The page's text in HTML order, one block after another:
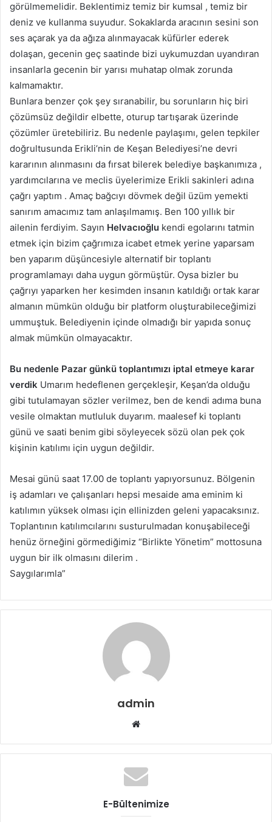
görülmemelidir. Beklentimiz temiz bir kumsal , temiz bir
deniz ve kullanma suyudur. Sokaklarda aracının sesini son
ses açarak ya da ağıza alınmayacak küfürler ederek
dolaşan, gecenin geç saatinde bizi uykumuzdan uyandıran
insanlarla gecenin bir yarısı muhatap olmak zorunda
kalmamaktır.
Bunlara benzer çok şey sıranabilir, bu sorunların hiç biri
çözümsüz değildir elbette, oturup tartışarak üzerinde
çözümler üretebiliriz. Bu nedenle paylaşımı, gelen tepkiler
doğrultusunda Erikli’nin de Keşan Belediyesi’ne devri
kararının alınmasını da fırsat bilerek belediye başkanımıza ,
yardımcılarına ve meclis üyelerimize Erikli sakinleri adına
çağrı yaptım . Amaç bağcıyı dövmek değil üzüm yemekti
sanırım amacımız tam anlaşılmamış. Ben 100 yıllık bir
ailenin ferdiyim. Sayın Helvacıoğlu kendi egolarını tatmin
etmek için bizim çağrımıza icabet etmek yerine yaparsam
ben yaparım düşüncesiyle alternatif bir toplantı
programlamayı daha uygun görmüştür. Oysa bizler bu
çağrıyı yaparken her kesimden insanın katıldığı ortak karar
almanın mümkün olduğu bir platform oluşturabileceğimizi
ummuştuk. Belediyenin içinde olmadığı bir yapıda sonuç
almak mümkün olmayacaktır.
Bu nedenle Pazar günkü toplantımızı iptal etmeye karar
verdik Umarım hedeflenen gerçekleşir, Keşan’da olduğu
gibi tutulamayan sözler verilmez, ben de kendi adıma buna
vesile olmaktan mutluluk duyarım. maalesef ki toplantı
günü ve saati benim gibi söyleyecek sözü olan pek çok
kişinin katılımı için uygun değildir.
Mesai günü saat 17.00 de toplantı yapıyorsunuz. Bölgenin
iş adamları ve çalışanları hepsi mesaide ama eminim ki
katılımın yüksek olması için ellinizden geleni yapacaksınız.
Toplantının katılımcılarını susturulmadan konuşabileceği
henüz örneğini görmediğimiz “Birlikte Yönetim” mottosuna
uygun bir ilk olmasını dilerim .
Saygılarımla”
admin
Web
E-Bültenimize